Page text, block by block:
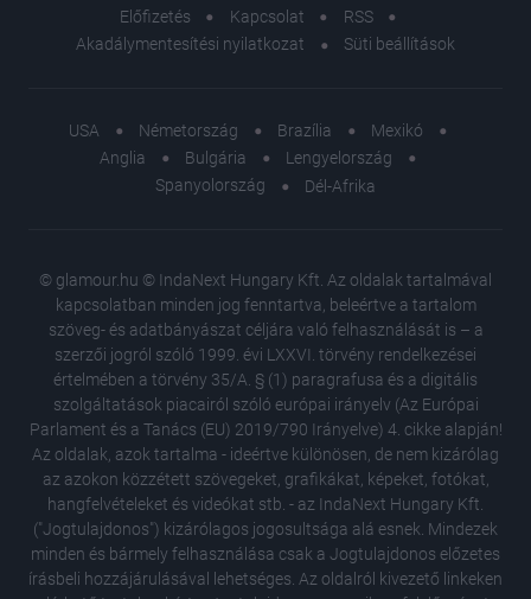
Előfizetés
Kapcsolat
RSS
Akadálymentesítési nyilatkozat
Süti beállítások
USA Németország Brazília
Mexikó
Anglia
Bulgária
Lengyelország
Spanyolország
Dél-Afrika
© glamour.hu © IndaNext Hungary Kft. Az oldalak tartalmával
kapcsolatban minden jog fenntartva, beleértve a tartalom
szöveg- és adatbányászat céljára való felhasználását is – a
szerzői jogról szóló 1999. évi LXXVI. törvény rendelkezései
értelmében a törvény 35/A. § (1) paragrafusa és a digitális
szolgáltatások piacairól szóló európai irányelv (Az Európai
Parlament és a Tanács (EU) 2019/790 Irányelve) 4. cikke alapján!
Az oldalak, azok tartalma - ideértve különösen, de nem kizárólag
az azokon közzétett szövegeket, grafikákat, képeket, fotókat,
hangfelvételeket és videókat stb. - az IndaNext Hungary Kft.
("Jogtulajdonos") kizárólagos jogosultsága alá esnek. Mindezek
minden és bármely felhasználása csak a Jogtulajdonos előzetes
írásbeli hozzájárulásával lehetséges. Az oldalról kivezető linkeken